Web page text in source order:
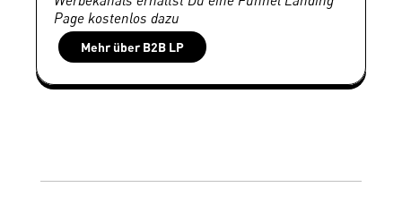
Page kostenlos dazu
Mehr über B2B LP